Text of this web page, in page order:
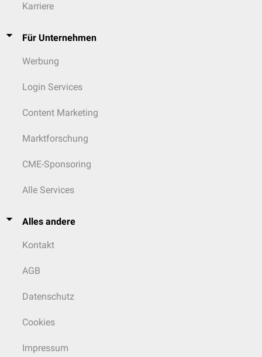
Karriere
Für Unternehmen
Werbung
Login Services
Content Marketing
Marktforschung
CME-Sponsoring
Alle Services
Alles andere
Kontakt
AGB
Datenschutz
Cookies
Impressum